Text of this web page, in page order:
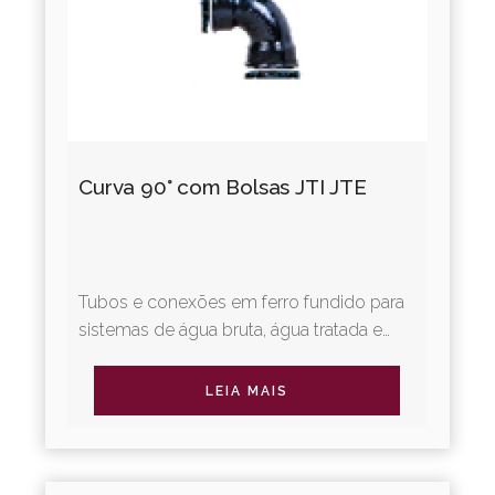
Curva 90° com Bolsas JTI JTE
Tubos e conexões em ferro fundido para
sistemas de água bruta, água tratada e
diversos tipos de juntas...
LEIA MAIS